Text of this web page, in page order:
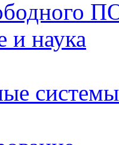
и наука
системы